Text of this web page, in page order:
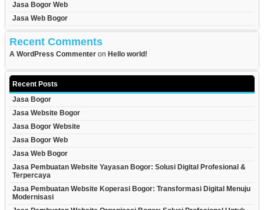
Jasa Bogor Web
Jasa Web Bogor
Recent Comments
A WordPress Commenter on Hello world!
Recent Posts
Jasa Bogor
Jasa Website Bogor
Jasa Bogor Website
Jasa Bogor Web
Jasa Web Bogor
Jasa Pembuatan Website Yayasan Bogor: Solusi Digital Profesional &
Terpercaya
Jasa Pembuatan Website Koperasi Bogor: Transformasi Digital Menuju
Modernisasi